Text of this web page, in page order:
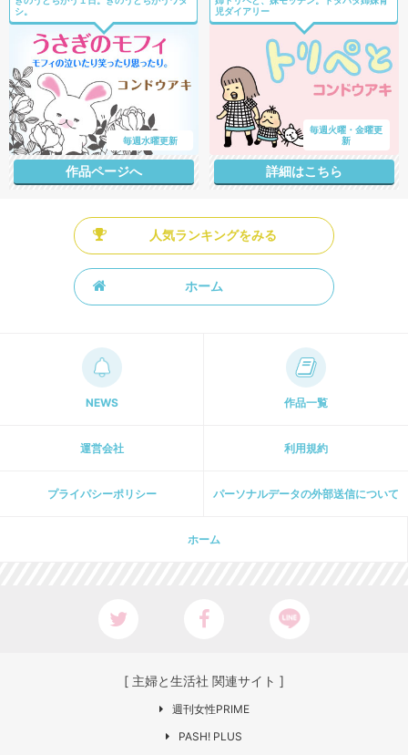
シ。
毎週水曜更新
作品ページへ
児ダイアリー
毎週火曜・金曜更
新
詳細はこちら
人気ランキングをみる
ホーム
NEWS 作品一覧
運営会社 利用規約
プライパシーポリシー パーソナルデータの外部送信について
ホーム
[ 主婦と生活社 関連サイト ]
週刊女性PRIME
PASH! PLUS